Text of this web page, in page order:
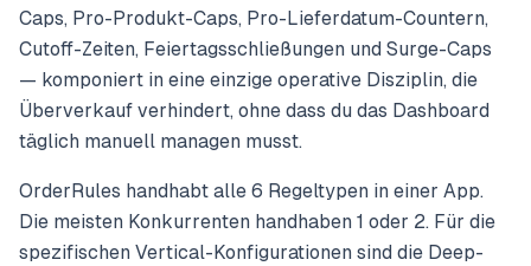
Caps, Pro-Produkt-Caps, Pro-Lieferdatum-Countern,
Cutoff-Zeiten, Feiertagsschließungen und Surge-Caps
— komponiert in eine einzige operative Disziplin, die
Überverkauf verhindert, ohne dass du das Dashboard
täglich manuell managen musst.
OrderRules handhabt alle 6 Regeltypen in einer App.
Die meisten Konkurrenten handhaben 1 oder 2. Für die
spezifischen Vertical-Konfigurationen sind die Deep-